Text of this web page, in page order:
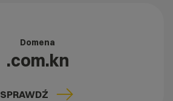
Domena
.com.kn
SPRAWDŹ